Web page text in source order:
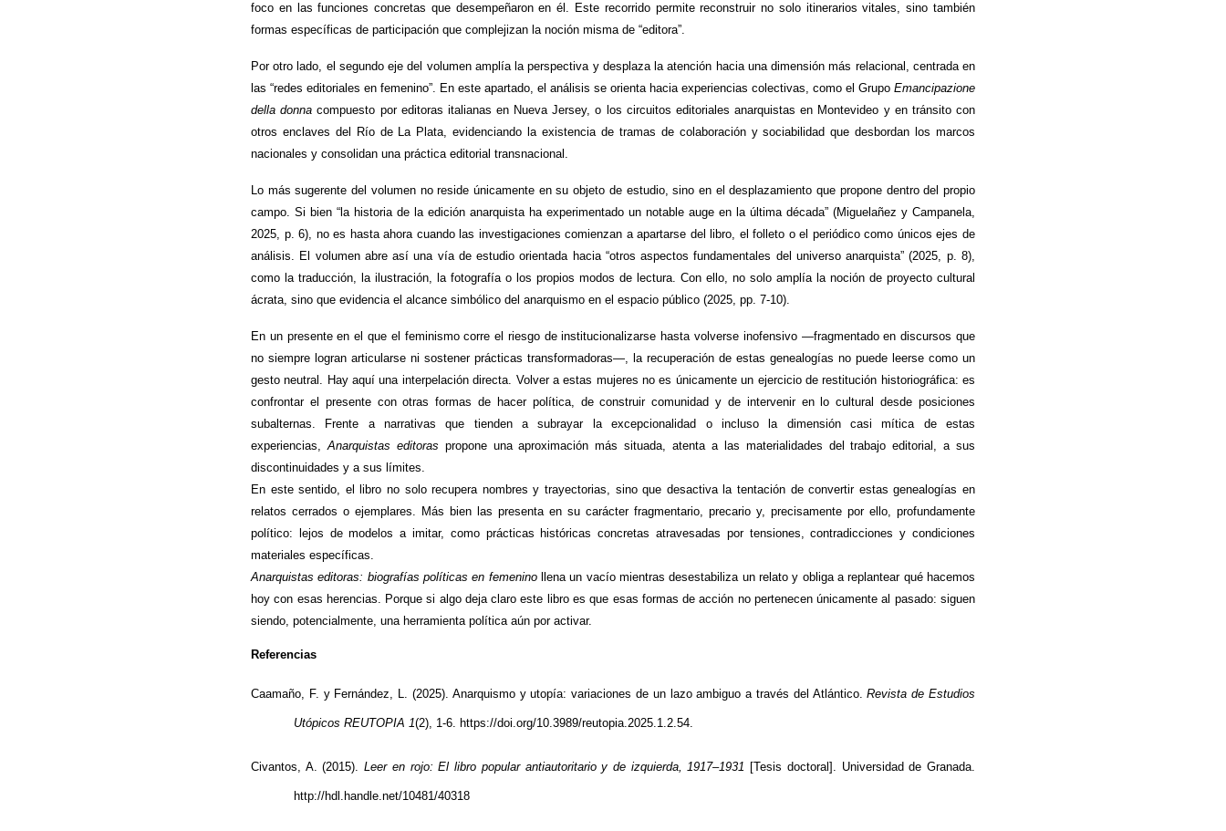
foco en las funciones concretas que desempeñaron en él. Este recorrido permite reconstruir no solo itinerarios vitales, sino también
formas específicas de participación que complejizan la noción misma de “editora”.
Por otro lado, el segundo eje del volumen amplía la perspectiva y desplaza la atención hacia una dimensión más relacional, centrada en
las “redes editoriales en femenino”. En este apartado, el análisis se orienta hacia experiencias colectivas, como el Grupo Emancipazione
della donna compuesto por editoras italianas en Nueva Jersey, o los circuitos editoriales anarquistas en Montevideo y en tránsito con
otros enclaves del Río de La Plata, evidenciando la existencia de tramas de colaboración y sociabilidad que desbordan los marcos
nacionales y consolidan una práctica editorial transnacional.
Lo más sugerente del volumen no reside únicamente en su objeto de estudio, sino en el desplazamiento que propone dentro del propio
campo. Si bien “la historia de la edición anarquista ha experimentado un notable auge en la última década” (Miguelañez y Campanela,
2025, p. 6), no es hasta ahora cuando las investigaciones comienzan a apartarse del libro, el folleto o el periódico como únicos ejes de
análisis. El volumen abre así una vía de estudio orientada hacia “otros aspectos fundamentales del universo anarquista” (2025, p. 8),
como la traducción, la ilustración, la fotografía o los propios modos de lectura. Con ello, no solo amplía la noción de proyecto cultural
ácrata, sino que evidencia el alcance simbólico del anarquismo en el espacio público (2025, pp. 7-10).
En un presente en el que el feminismo corre el riesgo de institucionalizarse hasta volverse inofensivo —fragmentado en discursos que
no siempre logran articularse ni sostener prácticas transformadoras—, la recuperación de estas genealogías no puede leerse como un
gesto neutral. Hay aquí una interpelación directa. Volver a estas mujeres no es únicamente un ejercicio de restitución historiográfica: es
confrontar el presente con otras formas de hacer política, de construir comunidad y de intervenir en lo cultural desde posiciones
subalternas. Frente a narrativas que tienden a subrayar la excepcionalidad o incluso la dimensión casi mítica de estas
experiencias, Anarquistas editoras propone una aproximación más situada, atenta a las materialidades del trabajo editorial, a sus
discontinuidades y a sus límites.
En este sentido, el libro no solo recupera nombres y trayectorias, sino que desactiva la tentación de convertir estas genealogías en
relatos cerrados o ejemplares. Más bien las presenta en su carácter fragmentario, precario y, precisamente por ello, profundamente
político: lejos de modelos a imitar, como prácticas históricas concretas atravesadas por tensiones, contradicciones y condiciones
materiales específicas.
Anarquistas editoras: biografías políticas en femeninollenaun vacío mientras desestabiliza un relato y obliga a replantear qué hacemos
hoy con esas herencias. Porque si algo deja claro este libro es que esas formas de acción no pertenecen únicamente al pasado: siguen
siendo, potencialmente, una herramienta política aún por activar.
Referencias
Caamaño, F. y Fernández, L. (2025). Anarquismo y utopía: variaciones de un lazo ambiguo a través del Atlántico.Revista de Estudios
Utópicos REUTOPIA 1(2), 1-6. https://doi.org/10.3989/reutopia.2025.1.2.54.
Civantos, A. (2015). Leer en rojo: El libro popular antiautoritario y de izquierda, 1917–1931 [Tesis doctoral]. Universidad de Granada.
http://hdl.handle.net/10481/40318